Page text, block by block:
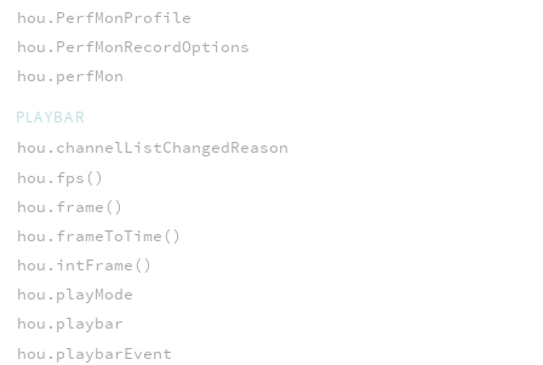
hou.PerfMonProfile
hou.PerfMonRecordOptions
hou.perfMon
PLAYBAR
hou.channelListChangedReason
hou.fps()
hou.frame()
hou.frameToTime()
hou.intFrame()
hou.playMode
hou.playbar
hou.playbarEvent